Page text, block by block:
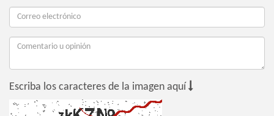
Escriba los caracteres de la imagen aquí 